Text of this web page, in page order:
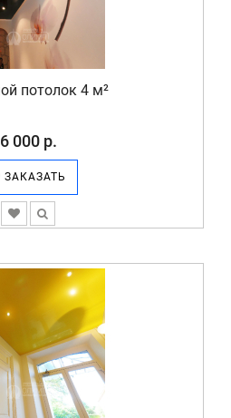
потолок 4 м²
6 000 р.
ЗАКАЗАТЬ